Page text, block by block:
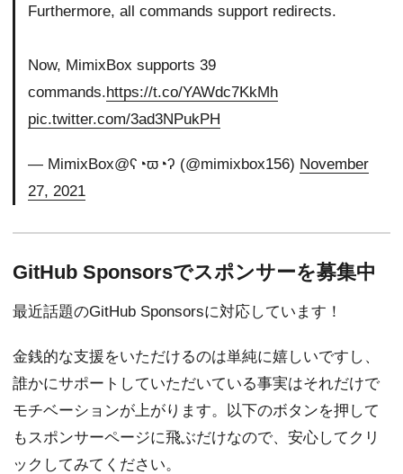
Furthermore, all commands support redirects.
Now, MimixBox supports 39
commands.https://t.co/YAWdc7KkMh
pic.twitter.com/3ad3NPukPH
— MimixBox@ʕ◔ϖ◔ʔ (@mimixbox156) November
27, 2021
GitHub Sponsorsでスポンサーを募集中
最近話題のGitHub Sponsorsに対応しています！
金銭的な支援をいただけるのは単純に嬉しいですし、
誰かにサポートしていただいている事実はそれだけで
モチベーションが上がります。以下のボタンを押して
もスポンサーページに飛ぶだけなので、安心してクリ
ックしてみてください。